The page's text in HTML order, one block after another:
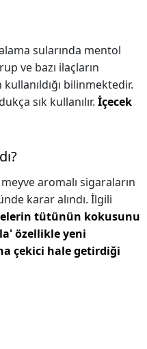
sularında mentol
ve bazı ilaçların
bilinmektedir.
sık kullanılır. İçecek
aromalı sigaraların
karar alındı. İlgili
tütünün kokusunu
özellikle yeni
çekici hale getirdiği